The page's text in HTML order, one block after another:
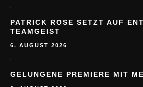
PATRICK ROSE SETZT AUF
TEAMGEIST
6. AUGUST 2026
GELUNGENE PREMIERE MIT